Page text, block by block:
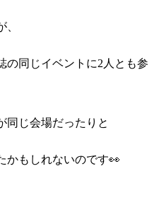
の同じイベントに2人とも参
同じ会場だったりと
かもしれないのです👀